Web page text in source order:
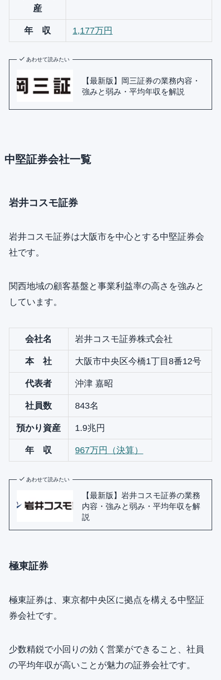
産
年 収 1,177万円
あわせて読みたい
【最新版】岡三証券の業務内容・
強みと弱み・平均年収を解説
中堅証券会社一覧
岩井コスモ証券
岩井コスモ証券は大阪市を中心とする中堅証券会
社です。
関西地域の顧客基盤と事業利益率の高さを強みと
しています。
会社名 岩井コスモ証券株式会社
本 社 大阪市中央区今橋1丁目8番12号
代表者 沖津 嘉昭
社員数 843名
預かり資産 1.9兆円
年 収 967万円（決算）
あわせて読みたい
【最新版】岩井コスモ証券の業務
内容・強みと弱み・平均年収を解
説
極東証券
極東証券は、東京都中央区に拠点を構える中堅証
券会社です。
少数精鋭で小回りの効く営業ができること、社員
の平均年収が高いことが魅力の証券会社です。